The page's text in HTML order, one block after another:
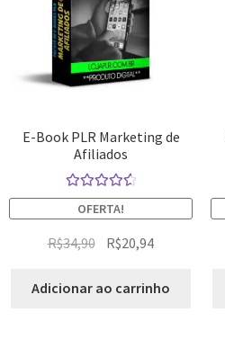
E-Book PLR Marketing de
Afiliados
Avaliação
4.67de 5
OFERTA!
R$34,90 R$20,94
Adicionar ao carrinho